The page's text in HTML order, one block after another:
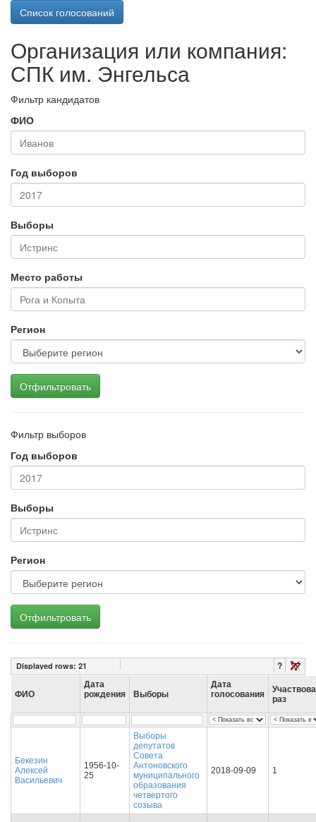
Список голосований
Организация или компания:
СПК им. Энгельса
Фильтр кандидатов
ФИО
Год выборов
Выборы
Место работы
Регион
Отфильтровать
Фильтр выборов
Год выборов
Выборы
Регион
Отфильтровать
Displayed rows: 21 ?
ФИО
Дата
рождения
Выборы
Дата
голосования
раз
Бекезин
Алексей
Васильевич
1956-10-
25
Выборы
депутатов
Совета
Антоновского
муниципального
образования
четвертого
созыва
2018-09-09 1